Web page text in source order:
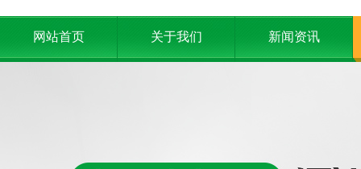
网站首页 关于我们 新闻资讯